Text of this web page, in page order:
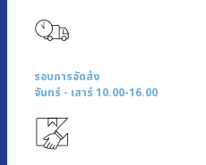
รอบการจัดส่ง
จันทร์ - เสาร์ 10.00-16.00